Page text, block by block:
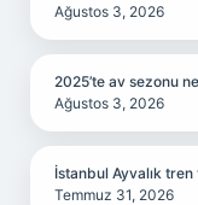
Ağustos 3, 2026
2025’te av sezonu
Ağustos 3, 2026
İstanbul Ayvalık tren
Temmuz 31, 2026